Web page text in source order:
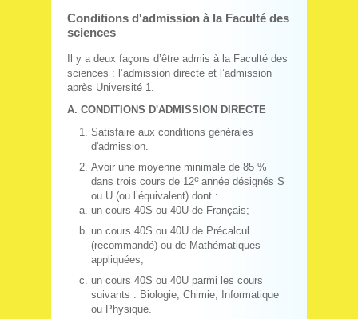
Conditions d'admission à la Faculté des
sciences
Il y a deux façons d’être admis à la Faculté des
sciences : l’admission directe et l’admission
après Université 1.
A. CONDITIONS D'ADMISSION DIRECTE
Satisfaire aux conditions générales
d'admission.
Avoir une moyenne minimale de 85 %
dans trois cours de 12e année désignés S
ou U (ou l’équivalent) dont :
un cours 40S ou 40U de Français;
un cours 40S ou 40U de Précalcul
(recommandé) ou de Mathématiques
appliquées;
un cours 40S ou 40U parmi les cours
suivants : Biologie, Chimie, Informatique
ou Physique.